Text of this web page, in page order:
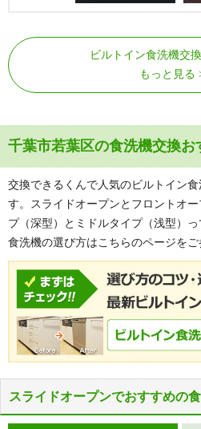
ビルトイン食洗機交
もっと見る
千葉市若葉区の食洗機交換お
交換できるくんで人気のビルトイン
す。スライドオープンとフロントオ
プ（深型）とミドルタイプ（浅型）
食洗機の選び方はこちらのページをご
スライドオープンでおすすめの